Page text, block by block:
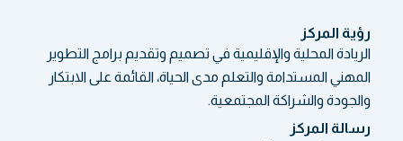
رؤية المركز
الريادة المحلية والإقليمية في تصميم وتقديم برامج التطوير
المهني المستدامة والتعلم مدى الحياة، القائمة على الابتكار
والجودة والشراكة المجتمعية.
رسالة المركز